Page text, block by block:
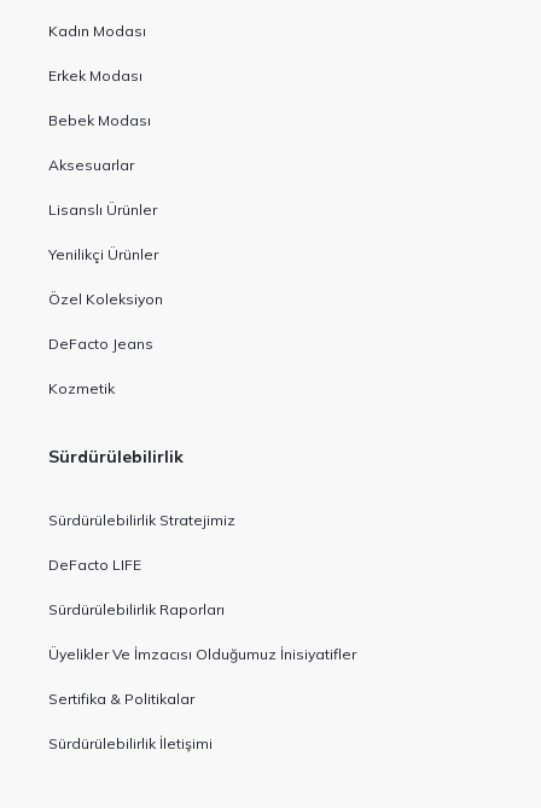
Kadın Modası
Erkek Modası
Bebek Modası
Aksesuarlar
Lisanslı Ürünler
Yenilikçi Ürünler
Özel Koleksiyon
DeFacto Jeans
Kozmetik
Sürdürülebilirlik
Sürdürülebilirlik Stratejimiz
DeFacto LIFE
Sürdürülebilirlik Raporları
Üyelikler Ve İmzacısı Olduğumuz İnisiyatifler
Sertifika & Politikalar
Sürdürülebilirlik İletişimi